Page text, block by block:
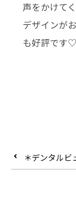
声をかけて
デザインが
も好評です♡
＊デンタル